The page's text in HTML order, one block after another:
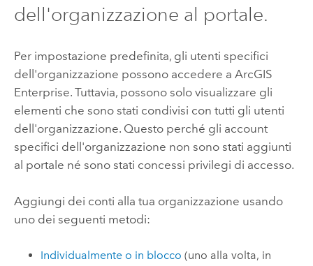
dell'organizzazione al portale.
Per impostazione predefinita, gli utenti specifici
dell'organizzazione possono accedere a ArcGIS
Enterprise. Tuttavia, possono solo visualizzare gli
elementi che sono stati condivisi con tutti gli utenti
dell'organizzazione. Questo perché gli account
specifici dell'organizzazione non sono stati aggiunti
al portale né sono stati concessi privilegi di accesso.
Aggiungi dei conti alla tua organizzazione usando
uno dei seguenti metodi:
Individualmente o in blocco (uno alla volta, in